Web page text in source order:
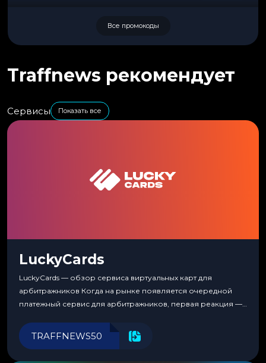
Все промокоды
Traffnews рекомендует
Сервисы Показать все
LuckyCards
LuckyCards — обзор сервиса виртуальных карт для
арбитражников Когда на рынке появляется очередной
платежный сервис для арбитражников, первая реакция —
перестаешь воспринимать всерьез любой новый продукт,
пока тот не докажет обратное делом. LuckyCards — история
TRAFFNEWS50